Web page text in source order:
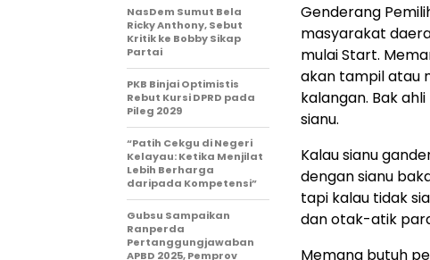
Genderang
masyarakat
mulai Start.
akan tampil atau
kalangan. Bak
sianu.
Kalau sianu
dengan sianu
tapi kalau tidak
dan otak-atik
Memang butuh
NasDem Sumut Bela
Ricky Anthony, Sebut
Kritik ke Bobby Sikap
Partai
PKB Binjai Optimistis
Rebut Kursi DPRD pada
Pileg 2029
“Patih Cekgu di Negeri
Kelayau: Ketika Menjilat
Lebih Berharga
daripada Kompetensi”
Gubsu Sampaikan
Ranperda
Pertanggungjawaban
APBD 2025, Pemprov